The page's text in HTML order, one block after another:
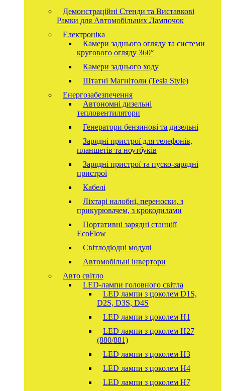
Демонстраційні Стенди та Виставкові
Рамки для Автомобільних Лампочок
Електроніка
Камери заднього огляду та системи
кругового огляду 360°
Камери заднього ходу
Штатні Магнітоли (Tesla Style)
Енергозабезпечення
Автономні дизельні
тепловентилятори
Генератори бензинові та дизельні
Зарядні пристрої для телефонів,
планшетів та ноутбуків
Зарядні пристрої та пуско-зарядні
пристрої
Кабелі
Ліхтарі налобні, переноски, з
прикурювачем, з крокодилами
Портативні зарядні станціїї
EcoFlow
Світлодіодні модулі
Автомобільні інвертори
Авто світло
LED-лампи головного світла
LED лампи з цоколем D1S,
D2S, D3S, D4S
LED лампи з цоколем H1
LED лампи з цоколем H27
(880/881)
LED лампи з цоколем H3
LED лампи з цоколем H4
LED лампи з цоколем H7